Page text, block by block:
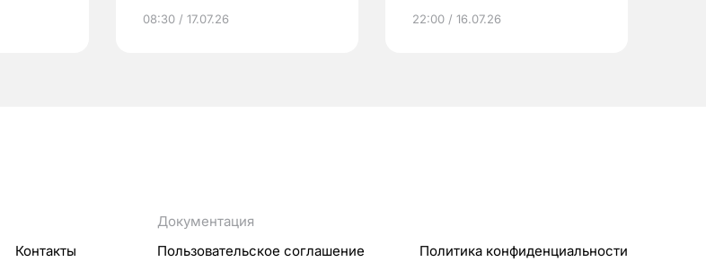
08:30 / 17.07.26 22:00 / 16.07.26
Контакты
Документация
Пользовательское соглашение
Политика конфиденциальности